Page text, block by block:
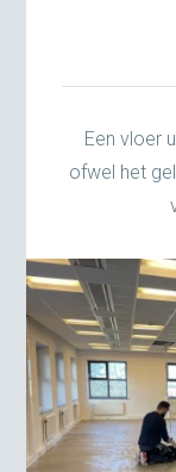
Een vloer
ofwel het